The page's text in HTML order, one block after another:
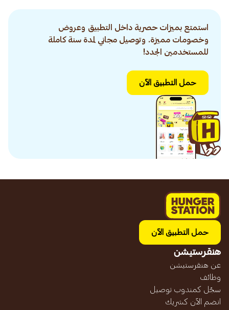
استمتع بميزات حصرية داخل التطبيق وعروض
وخصومات مميزة. وتوصيل مجاني لمدة سنة كاملة
للمستخدمين الجدد!
حمل التطبيق الآن
حمل التطبيق الآن
هنقرستيشن
عن هنقرستيشن
وظائف
سجّل كمندوب توصيل
انضم الآن كشريك